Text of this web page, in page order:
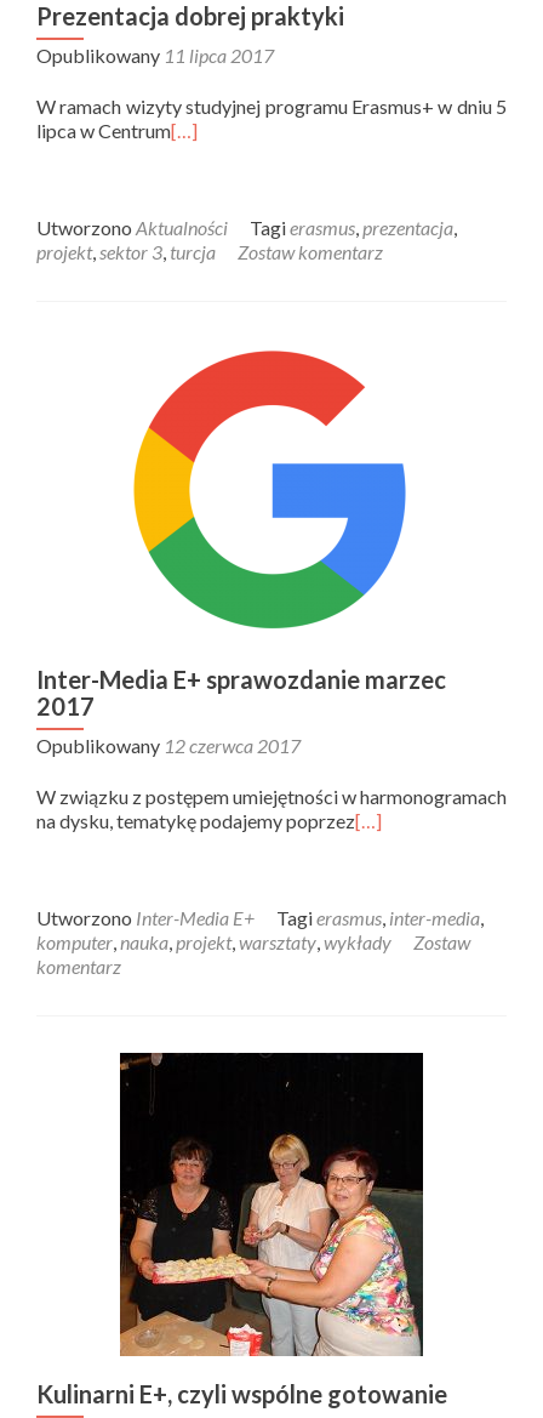
Prezentacja dobrej praktyki
Opublikowany 11 lipca 2017
W ramach wizyty studyjnej programu Erasmus+ w dniu 5
lipca w Centrum[…]
Utworzono Aktualności Tagierasmus,prezentacja,
projekt,sektor 3, turcja Zostaw komentarz
Inter-Media E+ sprawozdanie marzec
2017
Opublikowany 12 czerwca 2017
W związku z postępem umiejętności w harmonogramach
na dysku, tematykę podajemy poprzez[…]
Utworzono Inter-Media E+ Tagierasmus, inter-media,
komputer,nauka,projekt,warsztaty,wykłady
Zostaw
komentarz
Kulinarni E+, czyli wspólne gotowanie